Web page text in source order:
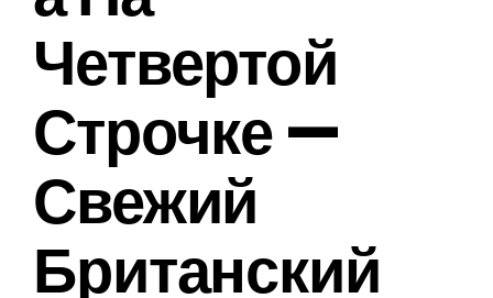
Четвертой
Строчке —
Свежий
Британский